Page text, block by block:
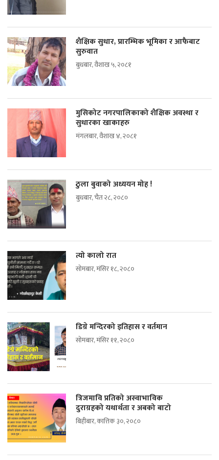
शैक्षिक सुधार, प्रारम्भिक भूमिका र आफैबाट
सुरुवात
बुधबार, वैशाख ५, २०८१
मुसिकोट नगरपालिकाको शैक्षिक अवस्था र
सुधारका खाकाहरु
मंगलबार, वैशाख ४, २०८१
ठुला बुवाको अध्ययन मोह !
बुधबार, चैत २८, २०८०
त्यो कालो रात
सोमबार, मंसिर १८, २०८०
डिग्रे मन्दिरको इतिहास र वर्तमान
सोमबार, मंसिर ११, २०८०
त्रिजमावि प्रतिको अस्वाभाविक
दुराग्रहको यथार्थता र अबको बाटो
बिहीबार, कात्तिक ३०, २०८०